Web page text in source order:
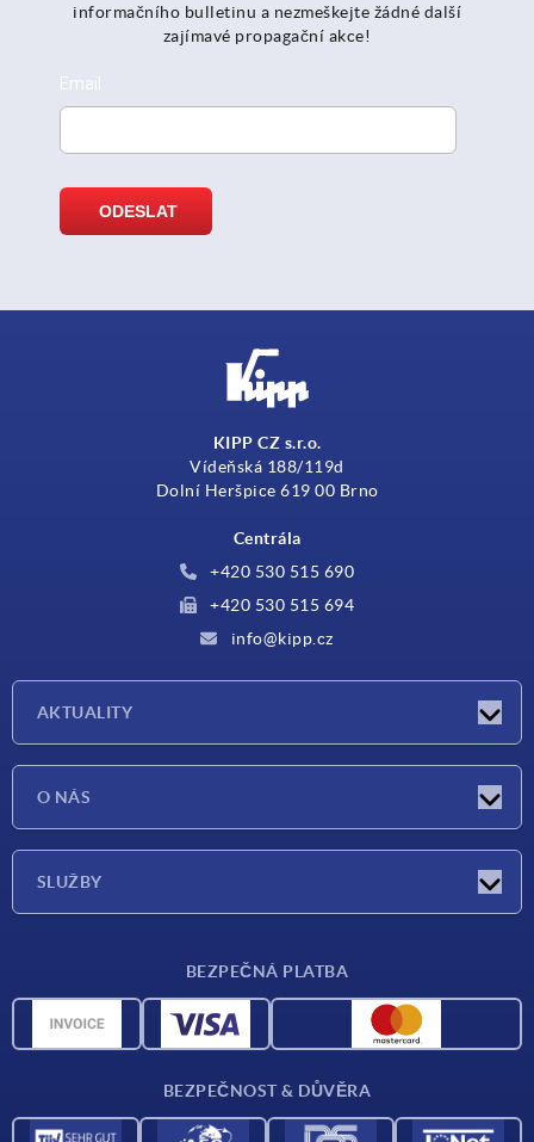
informačního bulletinu a nezmeškejte žádné další
zajímavé propagační akce!
KIPP CZ s.r.o.
Vídeňská 188/119d
Dolní Heršpice 619 00 Brno
Centrála
+420 530 515 690
+420 530 515 694
info@kipp.cz
AKTUALITY
O NÁS
SLUŽBY
CAD data
BEZPEČNÁ PLATBA
BEZPEČNOST & DŮVĚRA